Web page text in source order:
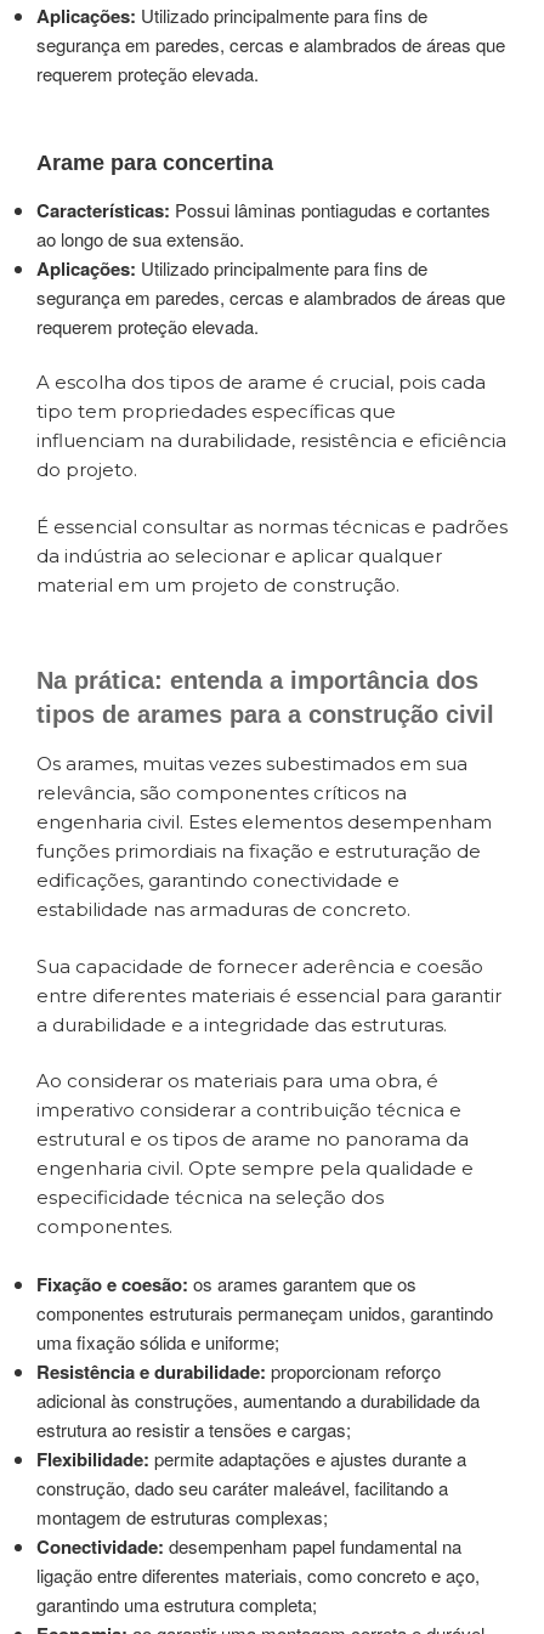
Aplicações: Utilizado principalmente para fins de
segurança em paredes, cercas e alambrados de áreas que
requerem proteção elevada.
Arame para concertina
Características: Possui lâminas pontiagudas e cortantes
ao longo de sua extensão.
Aplicações: Utilizado principalmente para fins de
segurança em paredes, cercas e alambrados de áreas que
requerem proteção elevada.
A escolha dos tipos de arame é crucial, pois cada
tipo tem propriedades específicas que
influenciam na durabilidade, resistência e eficiência
do projeto.
É essencial consultar as normas técnicas e padrões
da indústria ao selecionar e aplicar qualquer
material em um projeto de construção.
Na prática: entenda a importância dos
tipos de arames para a construção civil
Os arames, muitas vezes subestimados em sua
relevância, são componentes críticos na
engenharia civil. Estes elementos desempenham
funções primordiais na fixação e estruturação de
edificações, garantindo conectividade e
estabilidade nas armaduras de concreto.
Sua capacidade de fornecer aderência e coesão
entre diferentes materiais é essencial para garantir
a durabilidade e a integridade das estruturas.
Ao considerar os materiais para uma obra, é
imperativo considerar a contribuição técnica e
estrutural e os tipos de arame no panorama da
engenharia civil. Opte sempre pela qualidade e
especificidade técnica na seleção dos
componentes.
Fixação e coesão: os arames garantem que os
componentes estruturais permaneçam unidos, garantindo
uma fixação sólida e uniforme;
Resistência e durabilidade: proporcionam reforço
adicional às construções, aumentando a durabilidade da
estrutura ao resistir a tensões e cargas;
Flexibilidade: permite adaptações e ajustes durante a
construção, dado seu caráter maleável, facilitando a
montagem de estruturas complexas;
Conectividade: desempenham papel fundamental na
ligação entre diferentes materiais, como concreto e aço,
garantindo uma estrutura completa;